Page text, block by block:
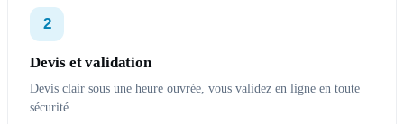
2
Devis et validation
Devis clair sous une heure ouvrée, vous validez en ligne en toute
sécurité.